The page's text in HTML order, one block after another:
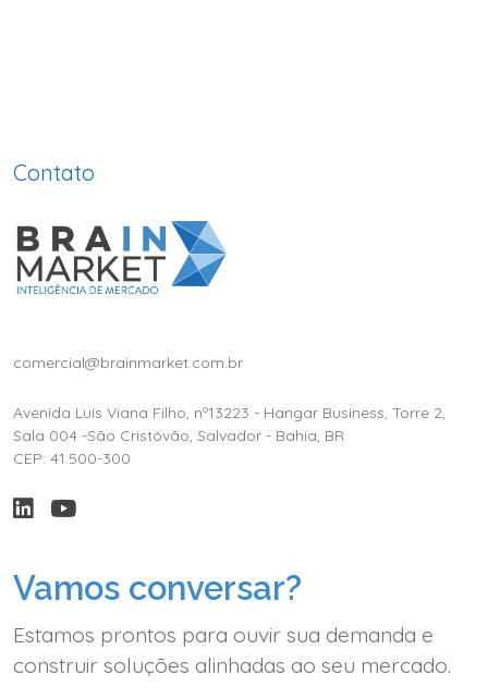
Contato
comercial@brainmarket.com.br
Avenida Luís Viana Filho, nº13223 - Hangar Business, Torre 2,
Sala 004 -São Cristóvão, Salvador - Bahia, BR
CEP: 41.500-300
Vamos conversar?
Estamos prontos para ouvir sua demanda e
construir soluções alinhadas ao seu mercado.